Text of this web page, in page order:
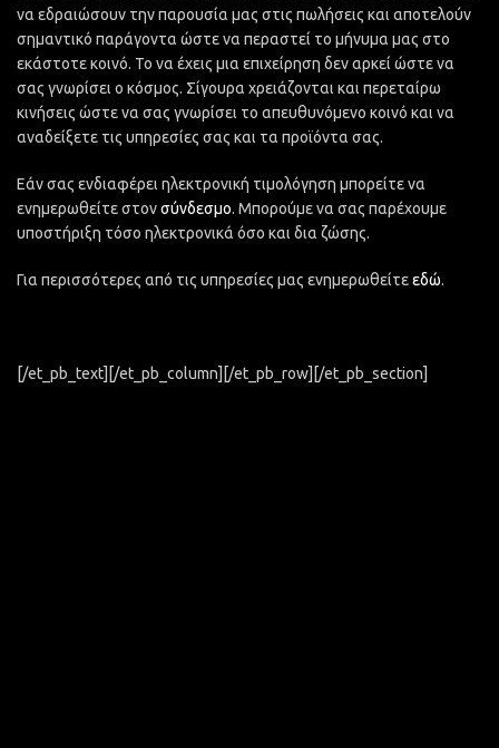
να εδραιώσουν την παρουσία μας στις πωλήσεις και αποτελούν
σημαντικό παράγοντα ώστε να περαστεί το μήνυμα μας στο
εκάστοτε κοινό. Το να έχεις μια επιχείρηση δεν αρκεί ώστε να
σας γνωρίσει ο κόσμος. Σίγουρα χρειάζονται και περεταίρω
κινήσεις ώστε να σας γνωρίσει το απευθυνόμενο κοινό και να
αναδείξετε τις υπηρεσίες σας και τα προϊόντα σας.
Εάν σας ενδιαφέρει ηλεκτρονική τιμολόγηση μπορείτε να
ενημερωθείτε στονσύνδεσμο. Μπορούμε να σας παρέχουμε
υποστήριξη τόσο ηλεκτρονικά όσο και δια ζώσης.
Για περισσότερες από τις υπηρεσίες μας ενημερωθείτεεδώ.
[/et_pb_text][/et_pb_column][/et_pb_row][/et_pb_section]